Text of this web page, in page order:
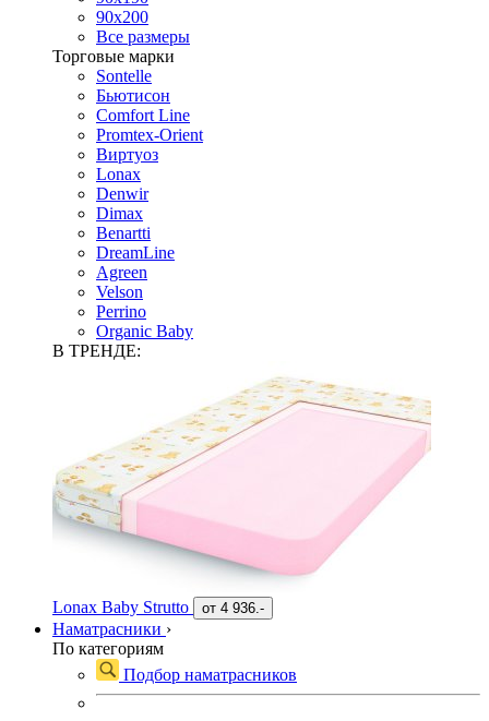
90х200
Все размеры
Торговые марки
Sontelle
Бьютисон
Comfort Line
Promtex-Orient
Виртуоз
Lonax
Denwir
Dimax
Benartti
DreamLine
Agreen
Velson
Perrino
Organic Baby
В ТРЕНДЕ:
Lonax Baby Strutto от 4 936.-
Наматрасники ›
По категориям
Подбор наматрасников